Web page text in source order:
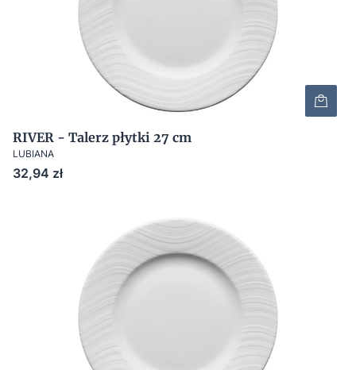
RIVER - Talerz płytki 27 cm
LUBIANA
Cena
32,94 zł